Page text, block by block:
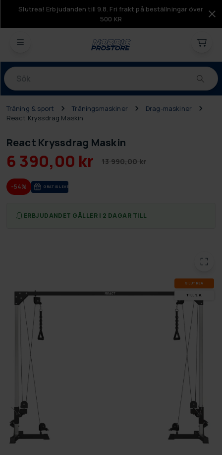
Slutrea! Erbjudanden till 9.8. Fri frakt på beställningar över
500 KR
Produkter
Träning & sport Träningsmaskiner
Drag-maskiner
React Kryssdrag Maskin
React Kryssdrag Maskin
6 390,00 kr 13 990,00 kr
-54% GRA­TIS LE­VE­RANS
ERBJUDANDET GÄLLER I 2 DAGAR TILL
SLUT­REA
TILL 9.8.